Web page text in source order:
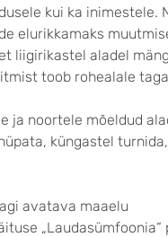
kui ka inimestele.
elurikkamaks
liigirikastel aladel
toob rohealale
ja noortele mõeldud
küngastel
avatava maaelu
„Laudasümfoonia“